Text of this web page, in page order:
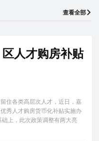
查看全部
人才购房补贴
住各类高层次人才，近日，嘉
秀人才购房货币化补贴实施办
上，此次政策调整有两大亮